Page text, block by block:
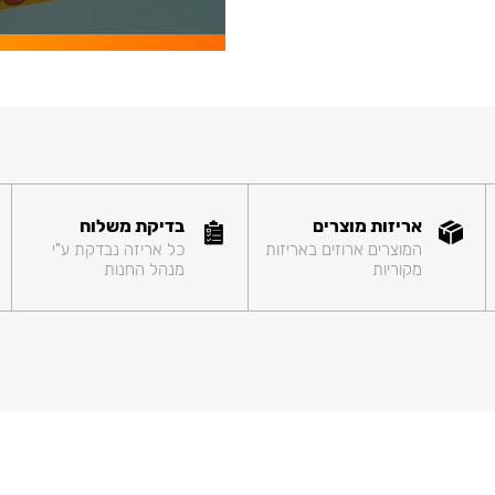
אריזות מוצרים
המוצרים ארוזים באריזות
מקוריות
בדיקת משלוח
כל אריזה נבדקת ע"י
מנהל החנות